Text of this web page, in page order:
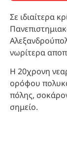
Σε ιδιαίτερα
νωρίτερα
Η 20χρονη
ορόφου
πόλης,
σημείο.